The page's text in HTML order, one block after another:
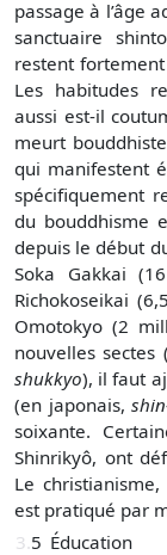
passage à l’âge
sanctuaire
restent
Les habitudes
aussi est-il
meurt
qui manifestent
spécifiquement
du bouddhisme
depuis le début
Soka Gakkai
Richokoseikai
Omotokyo (2
nouvelles
shukkyo), il faut
(en japonais,
soixante.
Shinrikyô, ont
Le
est pratiqué par
3.5 Éducation